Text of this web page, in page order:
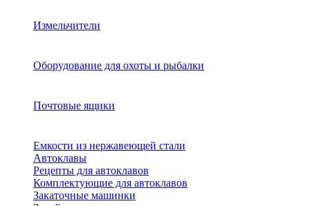
Измельчители
Оборудование для охоты и рыбалки
Почтовые ящики
Емкости из нержавеющей стали
Автоклавы
Рецепты для автоклавов
Комплектующие для автоклавов
Закаточные машинки